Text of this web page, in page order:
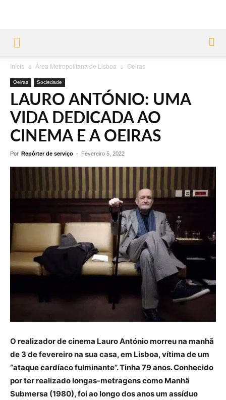
Início Área Metropolitana de Lisboa Oeiras
Oeiras Sociedade
LAURO ANTÓNIO: UMA
VIDA DEDICADA AO
CINEMA E A OEIRAS
Por Repórter de serviço - Fevereiro 5, 2022
O realizador de cinema Lauro António morreu na manhã
de 3 de fevereiro na sua casa, em Lisboa, vítima de um
“ataque cardíaco fulminante”. Tinha 79 anos. Conhecido
por ter realizado longas-metragens como Manhã
Submersa (1980), foi ao longo dos anos um assíduo